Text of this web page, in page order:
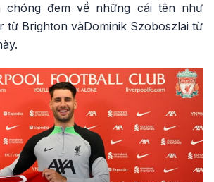
chóng đem về những cái tên như
từ Brighton vàDominik Szoboszlai từ